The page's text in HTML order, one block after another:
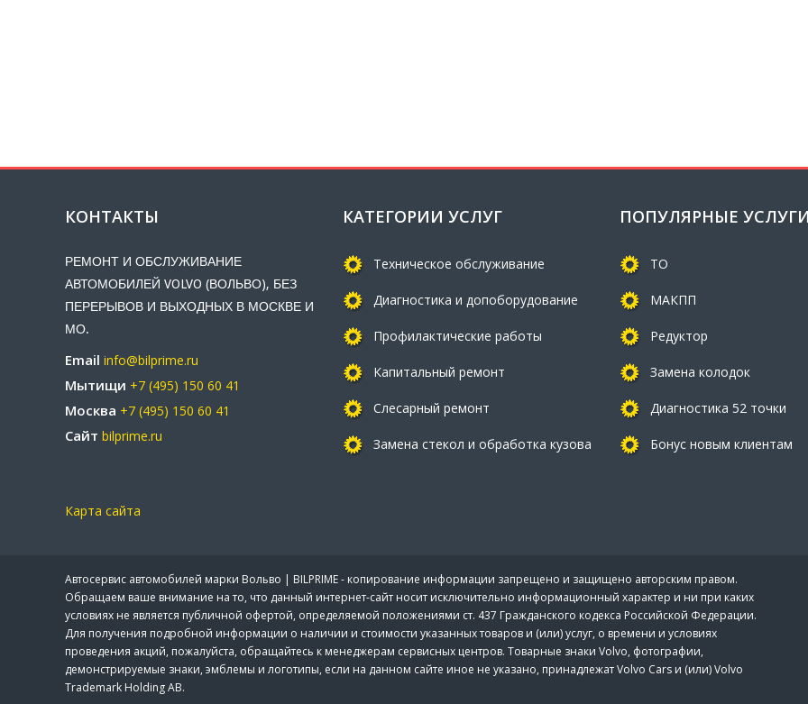
КОНТАКТЫ
РЕМОНТ И ОБСЛУЖИВАНИЕ
АВТОМОБИЛЕЙ VOLVO (ВОЛЬВО), БЕЗ
ПЕРЕРЫВОВ И ВЫХОДНЫХ В МОСКВЕ И
МО.
Email info@bilprime.ru
Мытищи +7 (495) 150 60 41
Москва +7 (495) 150 60 41
Сайт bilprime.ru
КАТЕГОРИИ УСЛУГ
Техническое обслуживание
Диагностика и допоборудование
Профилактические работы
Капитальный ремонт
Слесарный ремонт
Замена стекол и обработка кузова
ПОПУЛЯРНЫЕ УСЛУГИ
ТО
МАКПП
Редуктор
Замена колодок
Диагностика 52 точки
Бонус новым клиентам
Карта сайта
Автосервис автомобилей марки Вольво | BILPRIME - копирование информации запрещено и защищено авторским правом.
Обращаем ваше внимание на то, что данный интернет-сайт носит исключительно информационный характер и ни при каких
условиях не является публичной офертой, определяемой положениями ст. 437 Гражданского кодекса Российской Федерации.
Для получения подробной информации о наличии и стоимости указанных товаров и (или) услуг, о времени и условиях
проведения акций, пожалуйста, обращайтесь к менеджерам сервисных центров. Товарные знаки Volvo, фотографии,
демонстрируемые знаки, эмблемы и логотипы, если на данном сайте иное не указано, принадлежат Volvo Cars и (или) Volvo
Trademark Holding AB.